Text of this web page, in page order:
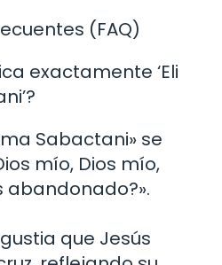
(FAQ)
exactamente ‘Eli
Sabactani» se
mío, Dios mío,
abandonado?».
que Jesús